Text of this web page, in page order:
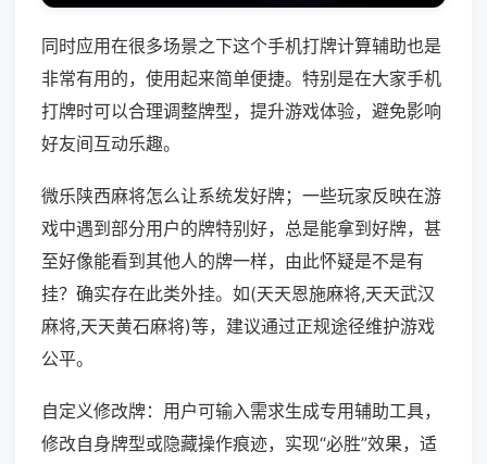
同时应用在很多场景之下这个手机打牌计算辅助也是
非常有用的，使用起来简单便捷。特别是在大家手机
打牌时可以合理调整牌型，提升游戏体验，避免影响
好友间互动乐趣。
微乐陕西麻将怎么让系统发好牌；一些玩家反映在游
戏中遇到部分用户的牌特别好，总是能拿到好牌，甚
至好像能看到其他人的牌一样，由此怀疑是不是有
挂？确实存在此类外挂。如(天天恩施麻将,天天武汉
麻将,天天黄石麻将)等，建议通过正规途径维护游戏
公平。
自定义修改牌：用户可输入需求生成专用辅助工具，
修改自身牌型或隐藏操作痕迹，实现“必胜”效果，适